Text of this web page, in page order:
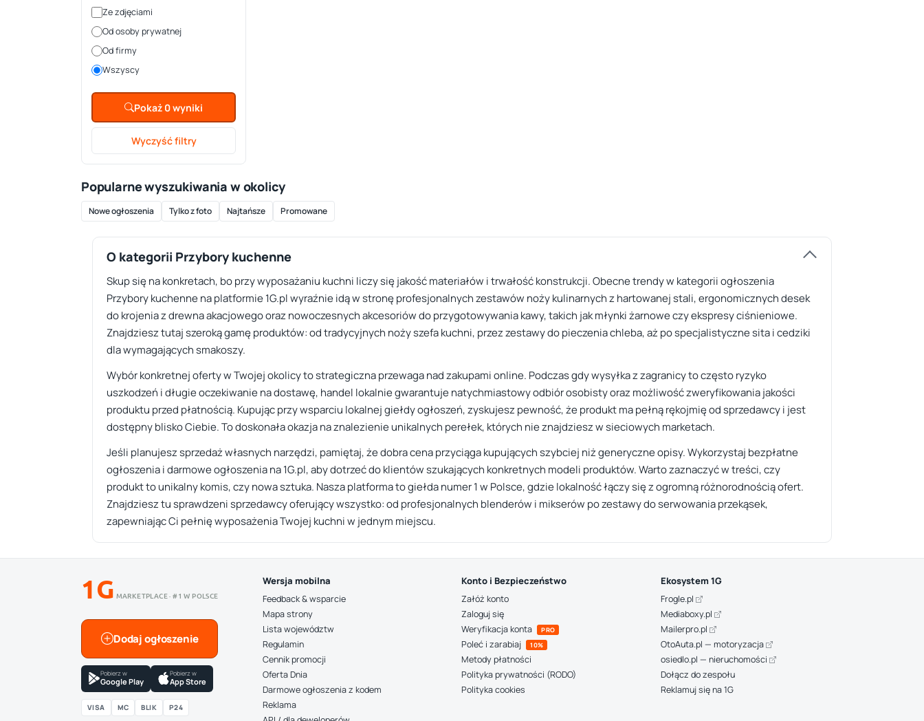
Ze zdjęciami
Od osoby prywatnej
Od firmy
Wszyscy
Pokaż 0 wyniki
Wyczyść filtry
Popularne wyszukiwania w okolicy
Nowe ogłoszenia Tylko z foto Najtańsze Promowane
O kategorii Przybory kuchenne
Skup się na konkretach, bo przy wyposażaniu kuchni liczy się jakość materiałów i trwałość konstrukcji. Obecne trendy w kategorii ogłoszenia
Przybory kuchenne na platformie 1G.pl wyraźnie idą w stronę profesjonalnych zestawów noży kulinarnych z hartowanej stali, ergonomicznych desek
do krojenia z drewna akacjowego oraz nowoczesnych akcesoriów do przygotowywania kawy, takich jak młynki żarnowe czy ekspresy ciśnieniowe.
Znajdziesz tutaj szeroką gamę produktów: od tradycyjnych noży szefa kuchni, przez zestawy do pieczenia chleba, aż po specjalistyczne sita i cedziki
dla wymagających smakoszy.
Wybór konkretnej oferty w Twojej okolicy to strategiczna przewaga nad zakupami online. Podczas gdy wysyłka z zagranicy to często ryzyko
uszkodzeń i długie oczekiwanie na dostawę, handel lokalnie gwarantuje natychmiastowy odbiór osobisty oraz możliwość zweryfikowania jakości
produktu przed płatnością. Kupując przy wsparciu lokalnej giełdy ogłoszeń, zyskujesz pewność, że produkt ma pełną rękojmię od sprzedawcy i jest
dostępny blisko Ciebie. To doskonała okazja na znalezienie unikalnych perełek, których nie znajdziesz w sieciowych marketach.
Jeśli planujesz sprzedaż własnych narzędzi, pamiętaj, że dobra cena przyciąga kupujących szybciej niż generyczne opisy. Wykorzystaj bezpłatne
ogłoszenia i darmowe ogłoszenia na 1G.pl, aby dotrzeć do klientów szukających konkretnych modeli produktów. Warto zaznaczyć w treści, czy
produkt to unikalny komis, czy nowa sztuka. Nasza platforma to giełda numer 1 w Polsce, gdzie lokalność łączy się z ogromną różnorodnością ofert.
Znajdziesz tu sprawdzeni sprzedawcy oferujący wszystko: od profesjonalnych blenderów i mikserów po zestawy do serwowania przekąsek,
zapewniając Ci pełnię wyposażenia Twojej kuchni w jednym miejscu.
1G MARKETPLACE · #1 W POLSCE
Dodaj ogłoszenie
Pobierz w
Google Play
Pobierz w
App Store
VISA MC BLIK P24
Wersja mobilna
Feedback & wsparcie
Mapa strony
Lista województw
Regulamin
Cennik promocji
Oferta Dnia
Darmowe ogłoszenia z kodem
Reklama
Konto i Bezpieczeństwo
Załóż konto
Zaloguj się
Weryfikacja konta
PRO
Poleć i zarabiaj 10%
Metody płatności
Polityka prywatności (RODO)
Polityka cookies
Ekosystem 1G
Frogle.pl
Mediaboxy.pl
Mailerpro.pl
OtoAuta.pl — motoryzacja
osiedlo.pl — nieruchomości
Dołącz do zespołu
Reklamuj się na 1G